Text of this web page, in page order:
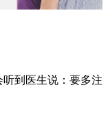
到医生说：要多注